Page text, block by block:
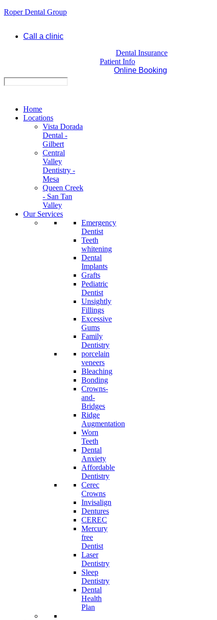
Roper Dental Group
Call a clinic
Dental Insurance
Patient Info
Online Booking
Home
Locations
Vista Dorada
Dental -
Gilbert
Central
Valley
Dentistry -
Mesa
Queen Creek
- San Tan
Valley
Our Services
Emergency
Dentist
Teeth
whitening
Dental
Implants
Grafts
Pediatric
Dentist
Unsightly
Fillings
Excessive
Gums
Family
Dentistry
porcelain
veneers
Bleaching
Bonding
Crowns-
and-
Bridges
Ridge
Augmentation
Worn
Teeth
Dental
Anxiety
Affordable
Dentistry
Cerec
Crowns
Invisalign
Dentures
CEREC
Mercury
free
Dentist
Laser
Dentistry
Sleep
Dentistry
Dental
Health
Plan